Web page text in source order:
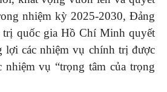
nhiệm kỳ 2025-2030, Đảng
quốc gia Hồ Chí Minh quyết
lợi các nhiệm vụ chính trị được
nhiệm vụ “trọng tâm của trọng